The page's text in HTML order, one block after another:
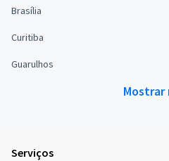
Brasília
Curitiba
Guarulhos
Mostrar
Serviços